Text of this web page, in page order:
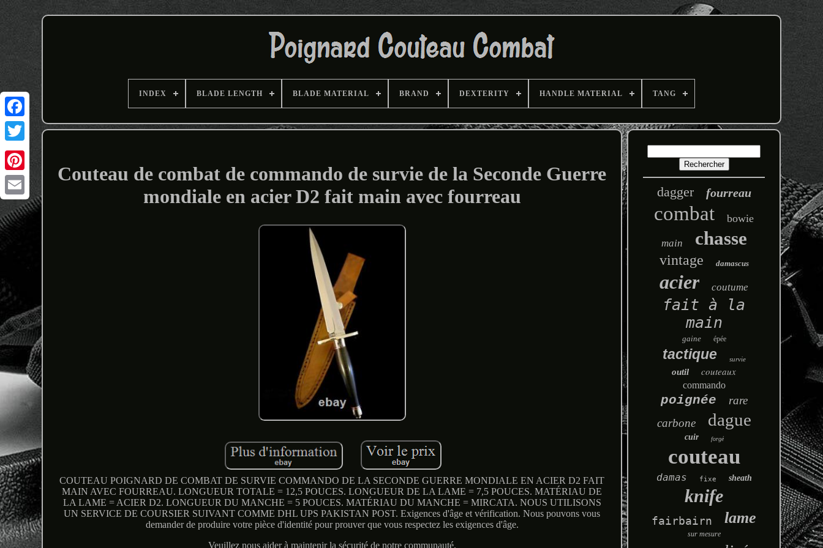
Email
INDEX BLADE LENGTH BLADE MATERIAL BRAND DEXTERITY HANDLE MATERIAL TANG
Couteau de combat de commando de survie de la Seconde Guerre
mondiale en acier D2 fait main avec fourreau
COUTEAU POIGNARD DE COMBAT DE SURVIE COMMANDO DE LA SECONDE GUERRE MONDIALE EN ACIER D2 FAIT
MAIN AVEC FOURREAU. LONGUEUR TOTALE = 12,5 POUCES. LONGUEUR DE LA LAME = 7,5 POUCES. MATÉRIAU DE
LA LAME = ACIER D2. LONGUEUR DU MANCHE = 5 POUCES. MATÉRIAU DU MANCHE = MIRCATA. NOUS UTILISONS
UN SERVICE DE COURSIER SUIVANT COMME DHL UPS PAKISTAN POST. Exigences d'âge et vérification. Nous pouvons vous
demander de produire votre pièce d'identité pour prouver que vous respectez les exigences d'âge.
Veuillez nous aider à maintenir la sécurité de notre communauté.
dagger fourreau
combat bowie
main chasse
vintage damascus
acier coutume
fait à la
main
gaine épée
tactique survie
outil couteaux
commando
poignée
rare
carbone
dague
cuir forgé
couteau
damas fixe sheath
knife
fairbairn lame
sur mesure